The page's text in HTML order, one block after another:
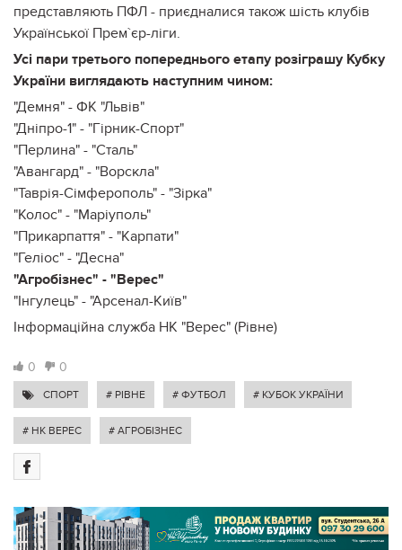
представляють ПФЛ - приєдналися також шість клубів
Української Прем`єр-ліги.
Усі пари третього попереднього етапу розіграшу Кубку
України виглядають наступним чином:
"Демня" - ФК "Львів"
"Дніпро-1" - "Гірник-Спорт"
"Перлина" - "Сталь"
"Авангард" - "Ворскла"
"Таврія-Сімферополь" - "Зірка"
"Колос" - "Маріуполь"
"Прикарпаття" - "Карпати"
"Геліос" - "Десна"
"Агробізнес" - "Верес"
"Інгулець" - "Арсенал-Київ"
Інформаційна служба НК "Верес" (Рівне)
0 0
СПОРТ # РІВНЕ # ФУТБОЛ # КУБОК УКРАЇНИ
# НК ВЕРЕС # АГРОБІЗНЕС